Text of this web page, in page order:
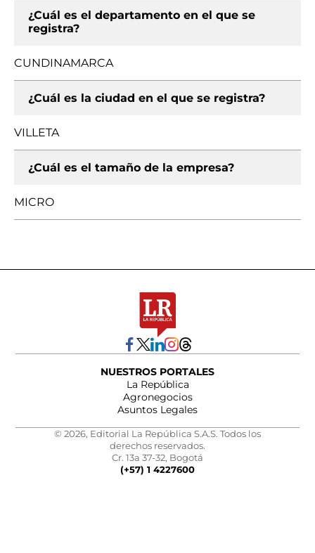
¿Cuál es el departamento en el que se
registra?
CUNDINAMARCA
¿Cuál es la ciudad en el que se registra?
VILLETA
¿Cuál es el tamaño de la empresa?
MICRO
NUESTROS PORTALES
La República
Agronegocios
Asuntos Legales
© 2026, Editorial La República S.A.S. Todos los
derechos reservados.
Cr. 13a 37-32, Bogotá
(+57) 1 4227600